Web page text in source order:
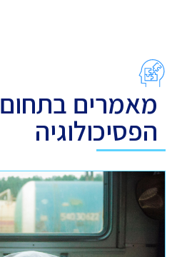
מאמרים בתחום
הפסיכולוגיה